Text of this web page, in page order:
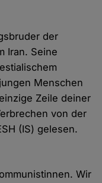
der
Iran. Seine
Menschen
Zeile deiner
von der
(IS) gelesen.
Wir